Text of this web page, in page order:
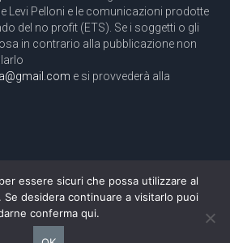
Levi Pelloni e le comunicazioni prodotte
del no profit (ETS). Se i soggetti o gli
in contrario alla pubblicazione non
e si provvederà alla
- Tutti i diritti riservati
466/2003 dell'11/11/2003
Pelloni [direttore@agenziacomunica.net]
essere sicuri che possa utilizzare al
desidera continuare a visitarlo puoi
conferma qui.